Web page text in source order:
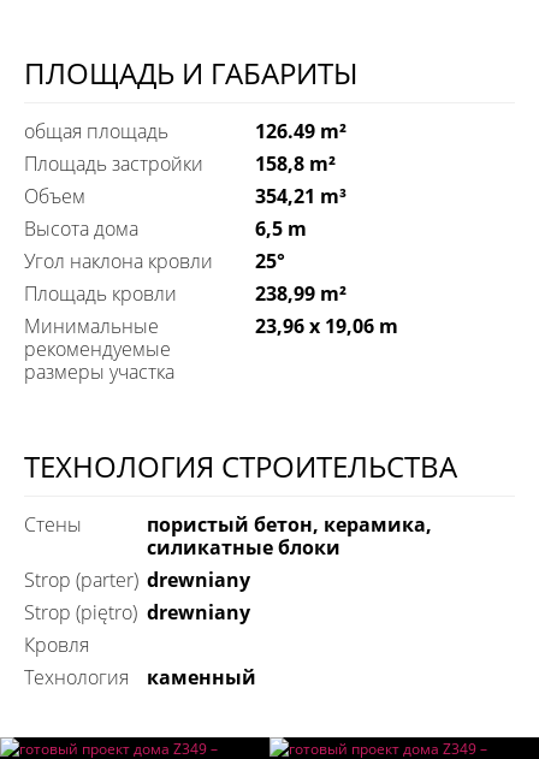
ПЛОЩАДЬ И ГАБАРИТЫ
общая площадь
126.49 m²
Площадь застройки
158,8 m²
Объем
354,21 m³
Высота дома
6,5 m
Угол наклона кровли
25°
Площадь кровли
238,99 m²
Минимальные
рекомендуемые
размеры участка
23,96 x 19,06 m
ТЕХНОЛОГИЯ СТРОИТЕЛЬСТВА
Стены
пористый бетон, керамика,
силикатные блоки
Strop (parter) drewniany
Strop (piętro) drewniany
Кровля
технология
каменный